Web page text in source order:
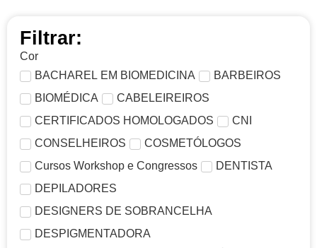
Filtrar:
Cor
BACHAREL EM BIOMEDICINA
BARBEIROS
BIOMÉDICA
CABELEIREIROS
CERTIFICADOS HOMOLOGADOS
CNI
CONSELHEIROS
COSMETÓLOGOS
Cursos Workshop e Congressos
DENTISTA
DEPILADORES
DESIGNERS DE SOBRANCELHA
DESPIGMENTADORA